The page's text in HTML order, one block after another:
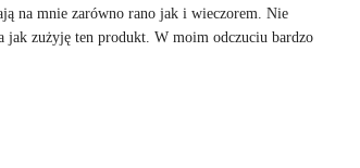
na mnie zarówno rano jak i wieczorem. Nie
jak zużyję ten produkt. W moim odczuciu bardzo